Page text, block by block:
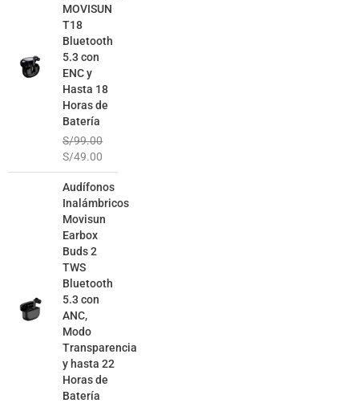
MOVISUN
T18
Bluetooth
5.3 con
ENC y
Hasta 18
Horas de
Batería
S/99.00
S/99.00.
S/49.00
S/49.00.
Audífonos
Inalámbricos
Movisun
Earbox
Buds 2
TWS
Bluetooth
5.3 con
ANC,
Modo
Transparencia
y hasta 22
Horas de
Batería
precio
original
era:
S/129.00.
precio